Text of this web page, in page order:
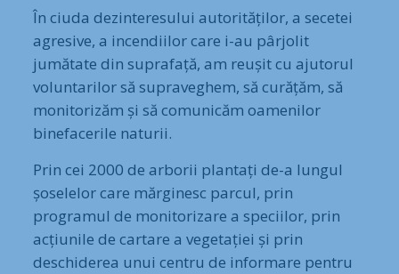
În ciuda dezinteresului autorităților, a secetei
agresive, a incendiilor care i-au pârjolit
jumătate din suprafață, am reușit cu ajutorul
voluntarilor să supraveghem, să curățăm, să
monitorizăm și să comunicăm oamenilor
binefacerile naturii.
Prin cei 2000 de arborii plantați de-a lungul
șoselelor care mărginesc parcul, prin
programul de monitorizare a speciilor, prin
acțiunile de cartare a vegetației și prin
deschiderea unui centru de informare pentru